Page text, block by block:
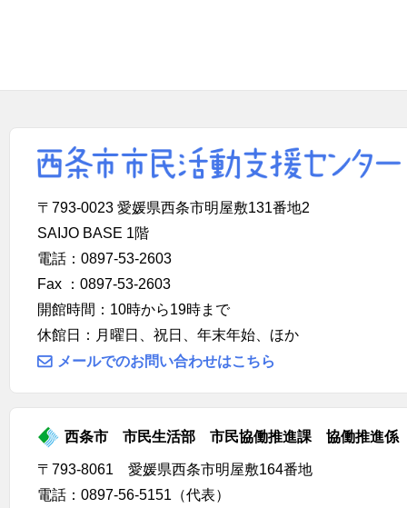
〒793-0023 愛媛県西条市明屋敷131番地2
SAIJO BASE 1階
電話：0897-53-2603
Fax ：0897-53-2603
開館時間：10時から19時まで
休館日：月曜日、祝日、年末年始、ほか
メールでのお問い合わせはこちら
西条市 市民生活部 市民協働推進課 協働推進係
〒793-8061 愛媛県西条市明屋敷164番地
電話：0897-56-5151（代表）